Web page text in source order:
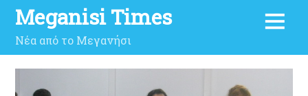
Meganisi Times
Νέα από το Μεγανήσι